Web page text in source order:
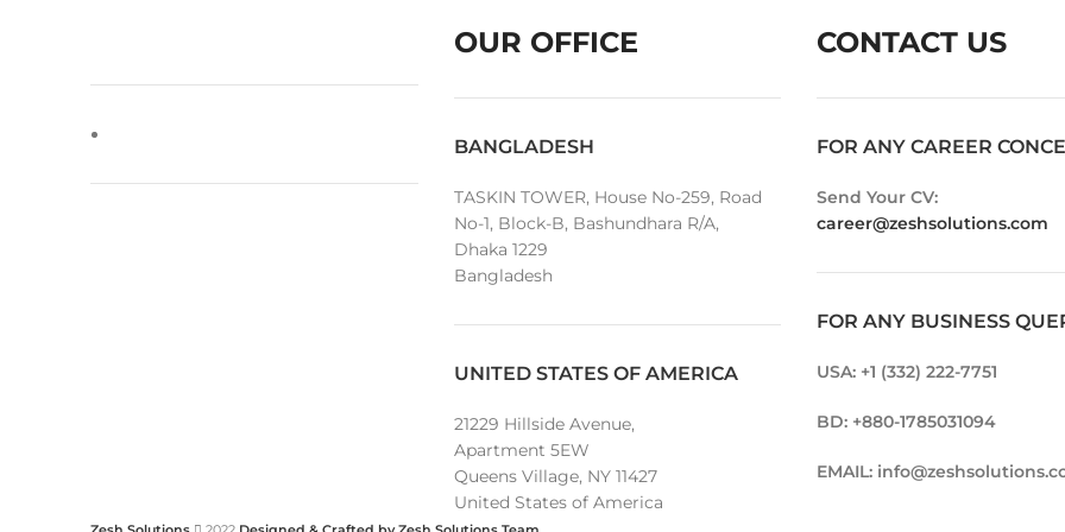
OUR OFFICE
BANGLADESH
TASKIN TOWER, House No-259, Road
No-1, Block-B, Bashundhara R/A,
Dhaka 1229
Bangladesh
UNITED STATES OF AMERICA
21229 Hillside Avenue,
Apartment 5EW
Queens Village, NY 11427
United States of America
CONTACT US
FOR ANY CAREER
Send Your CV:
career@zeshsolutions.com
FOR ANY BUSINESS
USA: +1 (332) 222-7751
BD: +880-1785031094
EMAIL: